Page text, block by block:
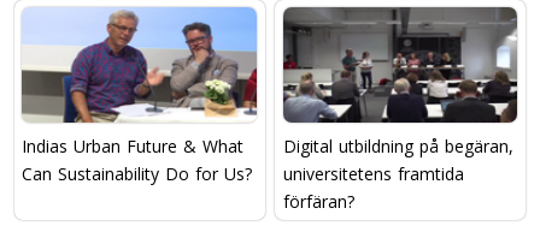
Indias Urban Future & What
Can Sustainability Do for Us?
Digital utbildning på begäran,
universitetens framtida
förfäran?